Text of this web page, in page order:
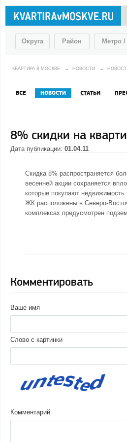
Округа Район Метро
КВАРТИРА В МОСКВЕ → НОВОСТИ →
ВСЕ НОВОСТИ СТАТЬИ
8% скидки на
Дата публикации: 01.04.11
Скидка 8% распространяется
весенней акции сохраняется
которые покупают недвижимость
ЖК расположены в Северо-
комплексах предусмотрен
Комментировать
Ваше имя
Слово с картинки
Комментарий